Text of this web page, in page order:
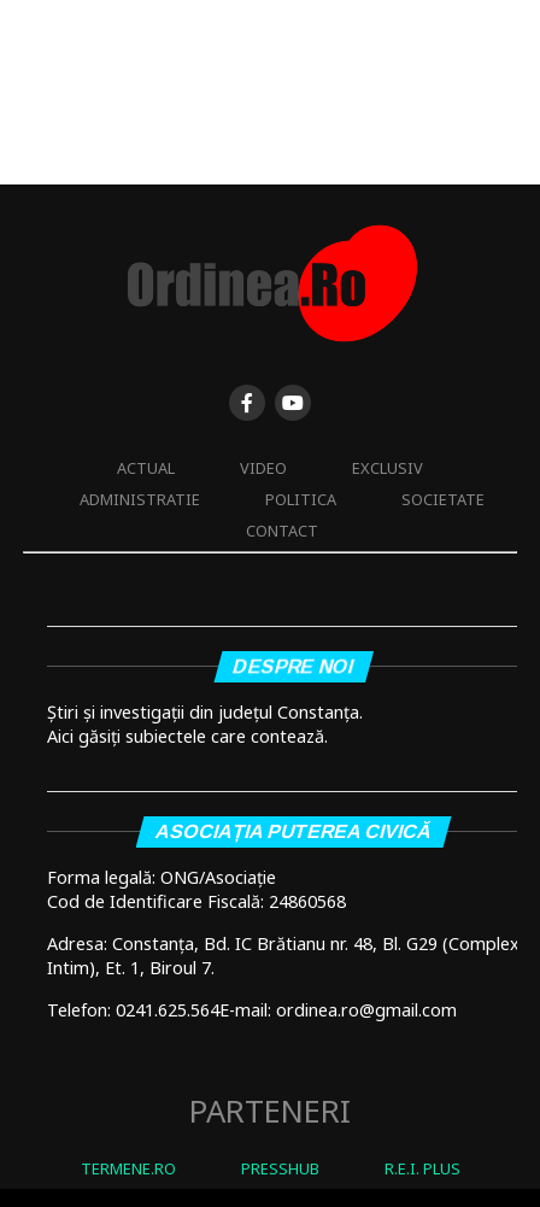
ACTUAL VIDEO
EXCLUSIV
ADMINISTRATIE
POLITICA
SOCIETATE
CONTACT
DESPRE NOI
Știri și investigații din județul Constanța.
Aici găsiți subiectele care contează.
ASOCIAȚIA PUTEREA CIVICĂ
Forma legală: ONG/Asociație
Cod de Identificare Fiscală: 24860568
Adresa: Constanța, Bd. IC Brătianu nr. 48, Bl. G29 (Complex
Intim), Et. 1, Biroul 7.
Telefon: 0241.625.564E-mail: ordinea.ro@gmail.com
PARTENERI
TERMENE.RO PRESSHUB R.E.I. PLUS